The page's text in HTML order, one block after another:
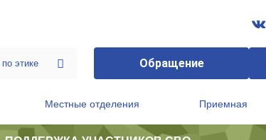
Обращение
Местные отделения Приемная